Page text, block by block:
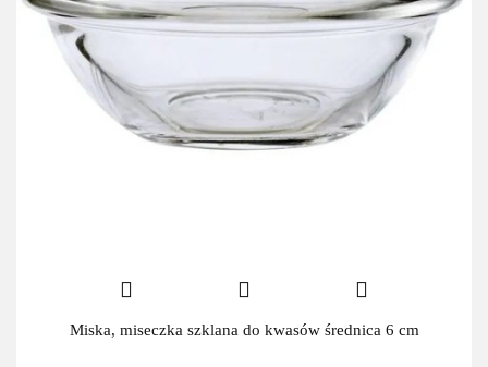
Miska, miseczka szklana do kwasów średnica 6 cm